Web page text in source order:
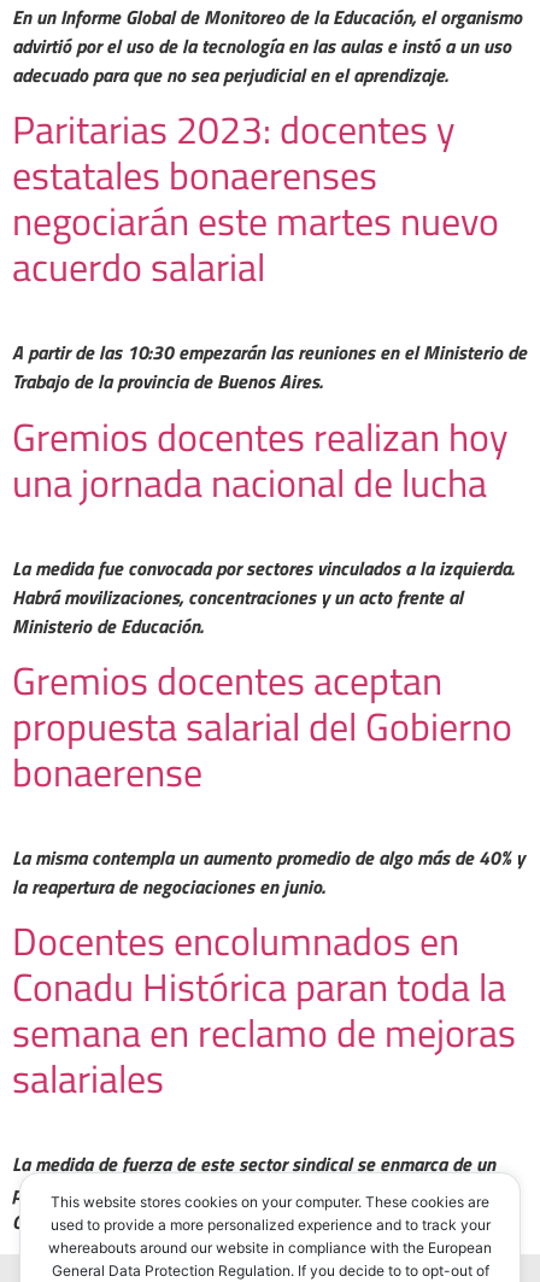
En un Informe Global de Monitoreo de la Educación, el organismo
advirtió por el uso de la tecnología en las aulas e instó a un uso
adecuado para que no sea perjudicial en el aprendizaje.
Paritarias 2023: docentes y
estatales bonaerenses
negociarán este martes nuevo
acuerdo salarial
A partir de las 10:30 empezarán las reuniones en el Ministerio de
Trabajo de la provincia de Buenos Aires.
Gremios docentes realizan hoy
una jornada nacional de lucha
La medida fue convocada por sectores vinculados a la izquierda.
Habrá movilizaciones, concentraciones y un acto frente al
Ministerio de Educación.
Gremios docentes aceptan
propuesta salarial del Gobierno
bonaerense
La misma contempla un aumento promedio de algo más de 40% y
la reapertura de negociaciones en junio.
Docentes encolumnados en
Conadu Histórica paran toda la
semana en reclamo de mejoras
salariales
La medida de fuerza de este sector sindical se enmarca de un
plan de lucha lanzado «ante la falta de respuestas por parte del
Gobierno a la exigencia de la reapertura de la paritaria salarial»
This website stores cookies on your computer. These cookies are
used to provide a more personalized experience and to track your
whereabouts around our website in compliance with the European
General Data Protection Regulation. If you decide to to opt-out of